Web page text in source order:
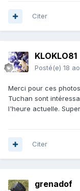
Citer
KLOKLO81
Posté(e) 18
Merci pour ces
Tuchan sont
l'heure actuelle.
Citer
grenadof